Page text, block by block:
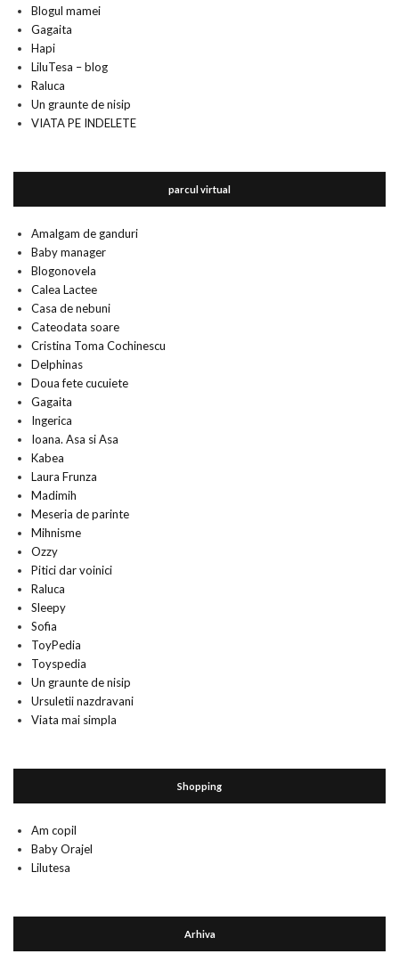
Blogul mamei
Gagaita
Hapi
LiluTesa – blog
Raluca
Un graunte de nisip
VIATA PE INDELETE
parcul virtual
Amalgam de ganduri
Baby manager
Blogonovela
Calea Lactee
Casa de nebuni
Cateodata soare
Cristina Toma Cochinescu
Delphinas
Doua fete cucuiete
Gagaita
Ingerica
Ioana. Asa si Asa
Kabea
Laura Frunza
Madimih
Meseria de parinte
Mihnisme
Ozzy
Pitici dar voinici
Raluca
Sleepy
Sofia
ToyPedia
Toyspedia
Un graunte de nisip
Ursuletii nazdravani
Viata mai simpla
Shopping
Am copil
Baby Orajel
Lilutesa
Arhiva